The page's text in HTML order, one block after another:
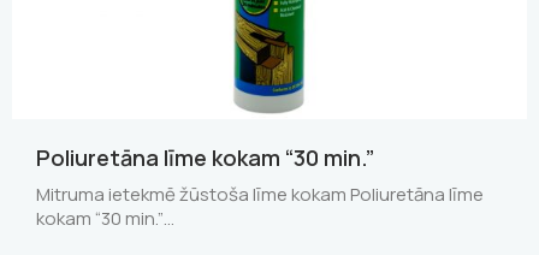
Poliuretāna līme kokam “30 min.”
Mitruma ietekmē žūstoša līme kokam Poliuretāna līme
kokam “30 min.”…